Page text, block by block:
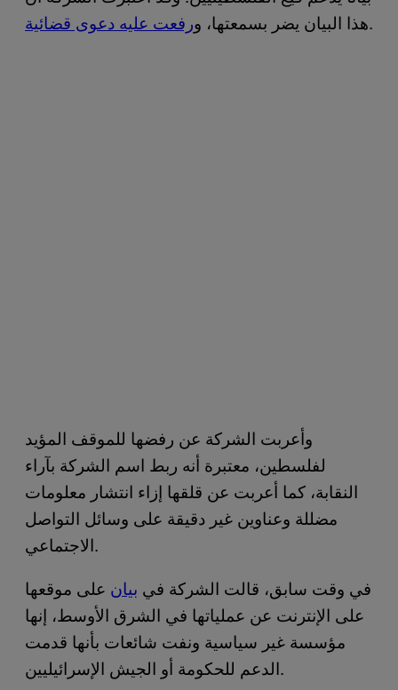
هذا البيان يضر بسمعتها، ورفعت عليه دعوى قضائية .
وأعربت الشركة عن رفضها للموقف المؤيد
لفلسطين، معتبرة أنه ربط اسم الشركة بآراء
النقابة، كما أعربت عن قلقها إزاء انتشار معلومات
مضللة وعناوين غير دقيقة على وسائل التواصل
الاجتماعي.
في وقت سابق، قالت الشركة في بيان على موقعها
على الإنترنت عن عملياتها في الشرق الأوسط، إنها
مؤسسة غير سياسية ونفت شائعات بأنها قدمت
الدعم للحكومة أو الجيش الإسرائيليين.